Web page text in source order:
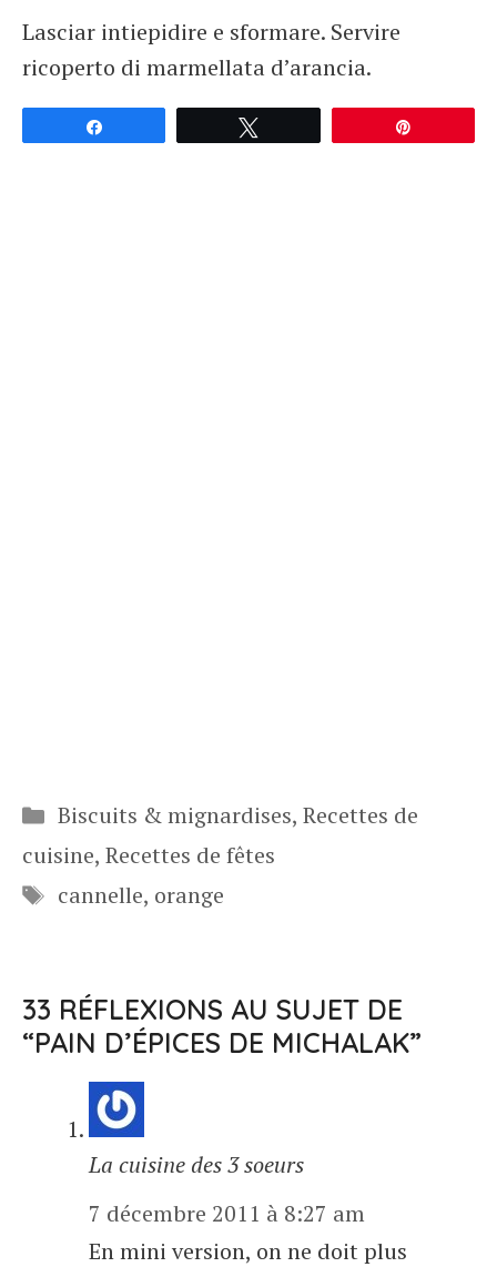
Lasciar intiepidire e sformare. Servire
ricoperto di marmellata d’arancia.
Catégories
Biscuits & mignardises, Recettes de
cuisine, Recettes de fêtes
Étiquettes
cannelle, orange
33 RÉFLEXIONS AU SUJET DE
“PAIN D’ÉPICES DE MICHALAK”
La cuisine des 3 soeurs
7 décembre 2011 à 8:27 am
En mini version, on ne doit plus